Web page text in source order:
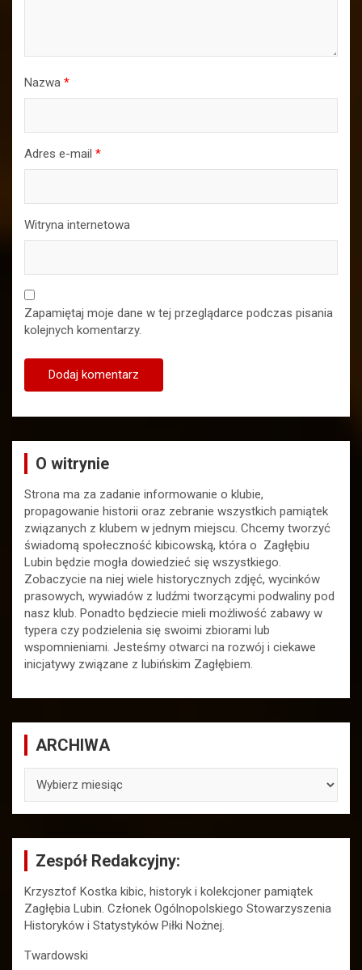
Nazwa *
Adres e-mail *
Witryna internetowa
Zapamiętaj moje dane w tej przeglądarce podczas pisania
kolejnych komentarzy.
O witrynie
Strona ma za zadanie informowanie o klubie,
propagowanie historii oraz zebranie wszystkich pamiątek
związanych z klubem w jednym miejscu. Chcemy tworzyć
świadomą społeczność kibicowską, która o Zagłębiu
Lubin będzie mogła dowiedzieć się wszystkiego.
Zobaczycie na niej wiele historycznych zdjęć, wycinków
prasowych, wywiadów z ludźmi tworzącymi podwaliny pod
nasz klub. Ponadto będziecie mieli możliwość zabawy w
typera czy podzielenia się swoimi zbiorami lub
wspomnieniami. Jesteśmy otwarci na rozwój i ciekawe
inicjatywy związane z lubińskim Zagłębiem.
ARCHIWA
Zespół Redakcyjny:
Krzysztof Kostka kibic, historyk i kolekcjoner pamiątek
Zagłębia Lubin. Członek Ogólnopolskiego Stowarzyszenia
Historyków i Statystyków Piłki Nożnej.
Twardowski